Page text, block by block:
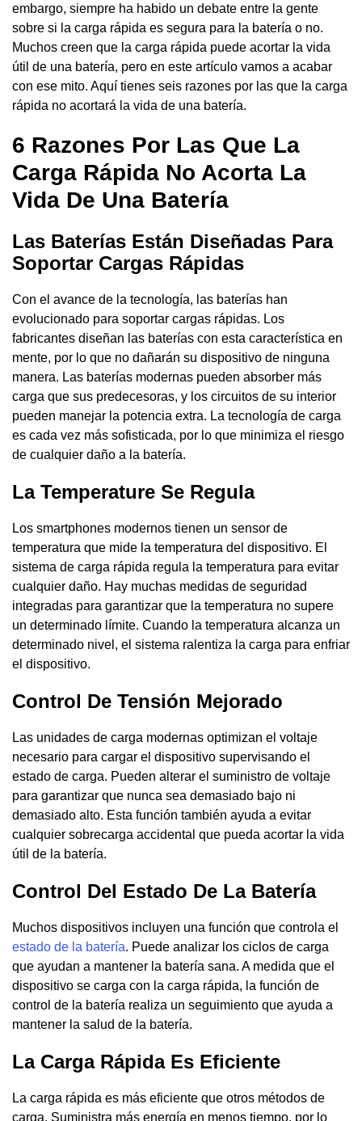
embargo, siempre ha habido un debate entre la gente
sobre si la carga rápida es segura para la batería o no.
Muchos creen que la carga rápida puede acortar la vida
útil de una batería, pero en este artículo vamos a acabar
con ese mito. Aquí tienes seis razones por las que la carga
rápida no acortará la vida de una batería.
6 Razones Por Las Que La
Carga Rápida No Acorta La
Vida De Una Batería
Las Baterías Están Diseñadas Para
Soportar Cargas Rápidas
Con el avance de la tecnología, las baterías han
evolucionado para soportar cargas rápidas. Los
fabricantes diseñan las baterías con esta característica en
mente, por lo que no dañarán su dispositivo de ninguna
manera. Las baterías modernas pueden absorber más
carga que sus predecesoras, y los circuitos de su interior
pueden manejar la potencia extra. La tecnología de carga
es cada vez más sofisticada, por lo que minimiza el riesgo
de cualquier daño a la batería.
La Temperature Se Regula
Los smartphones modernos tienen un sensor de
temperatura que mide la temperatura del dispositivo. El
sistema de carga rápida regula la temperatura para evitar
cualquier daño. Hay muchas medidas de seguridad
integradas para garantizar que la temperatura no supere
un determinado límite. Cuando la temperatura alcanza un
determinado nivel, el sistema ralentiza la carga para enfriar
el dispositivo.
Control De Tensión Mejorado
Las unidades de carga modernas optimizan el voltaje
necesario para cargar el dispositivo supervisando el
estado de carga. Pueden alterar el suministro de voltaje
para garantizar que nunca sea demasiado bajo ni
demasiado alto. Esta función también ayuda a evitar
cualquier sobrecarga accidental que pueda acortar la vida
útil de la batería.
Control Del Estado De La Batería
Muchos dispositivos incluyen una función que controla el
estado de la batería. Puede analizar los ciclos de carga
que ayudan a mantener la batería sana. A medida que el
dispositivo se carga con la carga rápida, la función de
control de la batería realiza un seguimiento que ayuda a
mantener la salud de la batería.
La Carga Rápida Es Eficiente
La carga rápida es más eficiente que otros métodos de
carga. Suministra más energía en menos tiempo, por lo